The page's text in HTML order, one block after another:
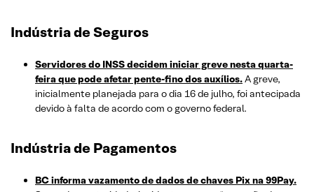
Indústria de Seguros
Servidores do INSS decidem iniciar greve nesta quarta-
feira que pode afetar pente-fino dos auxílios.A greve,
inicialmente planejada para o dia 16 de julho, foi antecipada
devido à falta de acordo com o governo federal.
Indústria de Pagamentos
BC informa vazamento de dados de chaves Pix na 99Pay.